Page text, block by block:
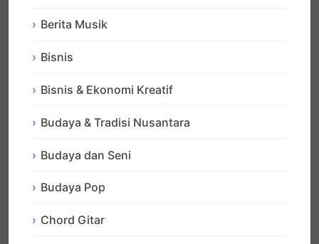
Berita Musik
Bisnis
Bisnis & Ekonomi Kreatif
Budaya & Tradisi Nusantara
Budaya dan Seni
Budaya Pop
Chord Gitar